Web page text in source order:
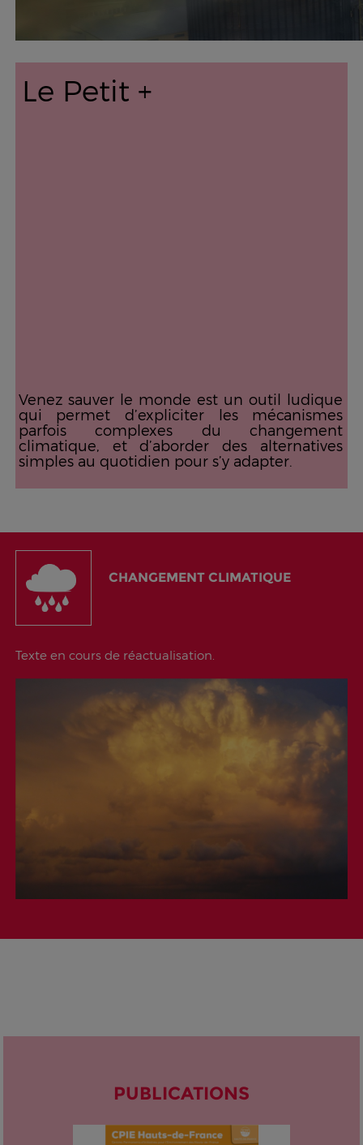
Le Petit +
Venez sauver le monde est un outil ludique
qui permet d’expliciter les mécanismes
parfois complexes du changement
climatique, et d’aborder des alternatives
simples au quotidien pour s’y adapter.
CHANGEMENT CLIMATIQUE
Texte en cours de réactualisation.
PUBLICATIONS